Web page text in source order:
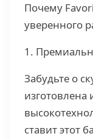
Почему
уверенного
1.
Забудьте о
изготовлена
ставит этот